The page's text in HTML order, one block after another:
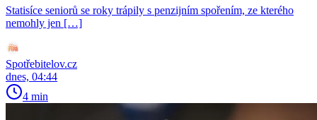
Statisíce seniorů se roky trápily s penzijním spořením, ze kterého
nemohly jen […]
Spotřebitelov.cz
dnes, 04:44
4 min